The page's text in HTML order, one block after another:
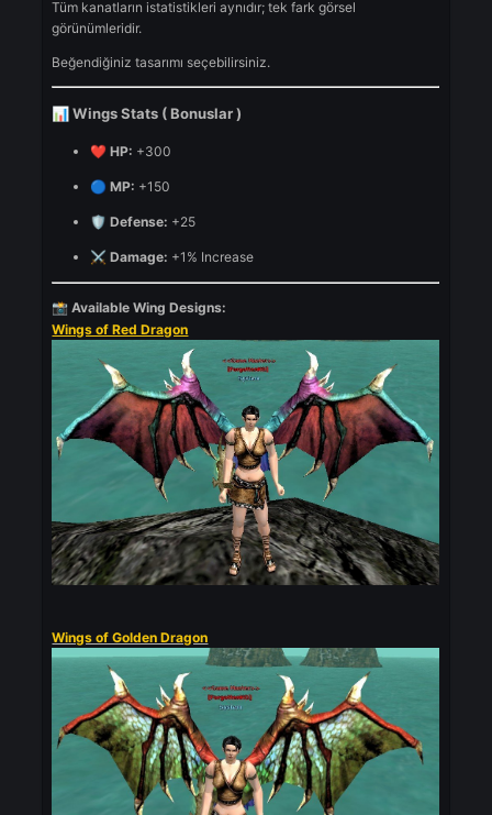
Alencia Wings [2]
Alencia Wings [3]